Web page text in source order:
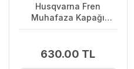
Husqvarna Fren
Muhafaza Kapağı
630.00 TL